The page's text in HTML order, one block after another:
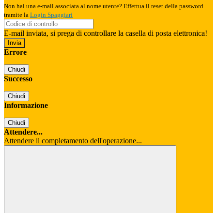
Non hai una e-mail associata al nome utente? Effettua il reset della password
tramite la Login Spaggiari
E-mail inviata, si prega di controllare la casella di posta elettronica!
Errore
Chiudi
Successo
Chiudi
Informazione
Chiudi
Attendere...
Attendere il completamento dell'operazione...